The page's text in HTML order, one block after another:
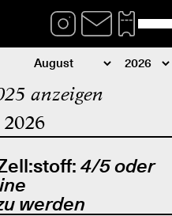
anzeigen
2026
4/5 oder
werden